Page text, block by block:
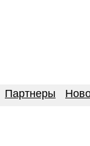
Партнеры